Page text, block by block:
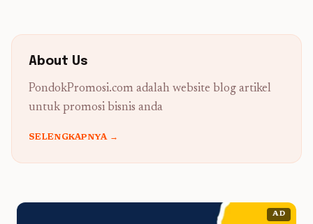
About Us
PondokPromosi.com adalah website blog artikel
untuk promosi bisnis anda
SELENGKAPNYA →
AD